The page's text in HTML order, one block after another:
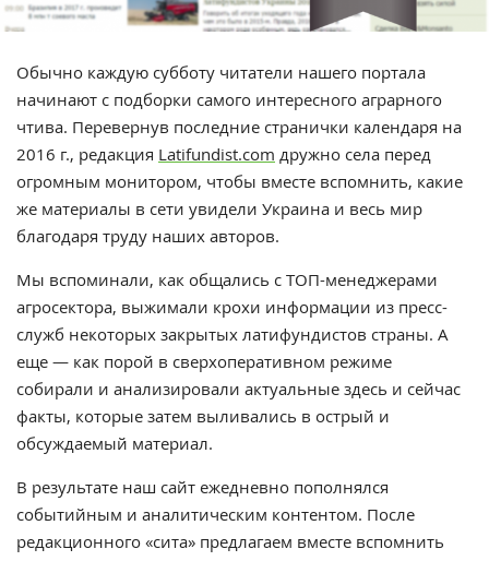
Обычно каждую субботу читатели нашего портала
начинают с подборки самого интересного аграрного
чтива. Перевернув последние странички календаря на
2016 г., редакция Latifundist.com дружно села перед
огромным монитором, чтобы вместе вспомнить, какие
же материалы в сети увидели Украина и весь мир
благодаря труду наших авторов.
Мы вспоминали, как общались с ТОП-менеджерами
агросектора, выжимали крохи информации из пресс-
служб некоторых закрытых латифундистов страны. А
еще — как порой в сверхоперативном режиме
собирали и анализировали актуальные здесь и сейчас
факты, которые затем выливались в острый и
обсуждаемый материал.
В результате наш сайт ежедневно пополнялся
событийным и аналитическим контентом. После
редакционного «сита» предлагаем вместе вспомнить